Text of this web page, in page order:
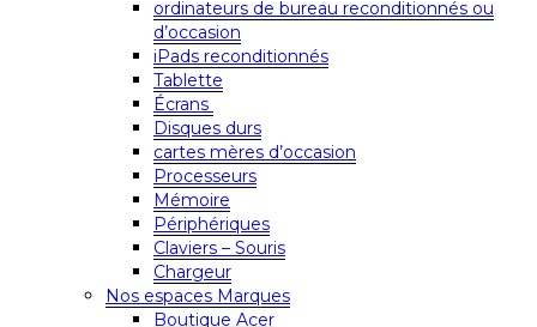
ordinateurs de bureau reconditionnés ou
d’occasion
iPads reconditionnés
Tablette
Écrans
Disques durs
cartes mères d’occasion
Processeurs
Mémoire
Périphériques
Claviers – Souris
Chargeur
Nos espaces Marques
Boutique Acer